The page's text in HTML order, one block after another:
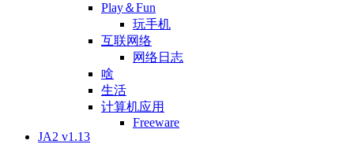
Play＆Fun
玩手机
互联网络
网络日志
啥
生活
计算机应用
Freeware
JA2 v1.13